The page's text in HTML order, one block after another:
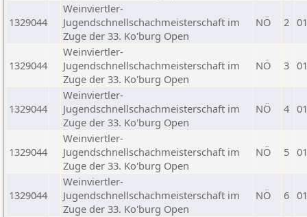
1329044
Weinviertler-
Jugendschnellschachmeisterschaft im
Zuge der 33. Ko'burg Open
NÖ 2
1329044
Weinviertler-
Jugendschnellschachmeisterschaft im
Zuge der 33. Ko'burg Open
NÖ 3
1329044
Weinviertler-
Jugendschnellschachmeisterschaft im
Zuge der 33. Ko'burg Open
NÖ 4
1329044
Weinviertler-
Jugendschnellschachmeisterschaft im
Zuge der 33. Ko'burg Open
NÖ 5
1329044
Weinviertler-
Jugendschnellschachmeisterschaft im
Zuge der 33. Ko'burg Open
NÖ 6